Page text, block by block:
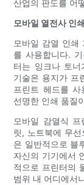
산업의 판도를 어
모바일 열전사 인
모바일 감열 인쇄
를 사용합니다.
터는 잉크나 토
기술은 용지가 프
프린트 헤드를
선명한 인쇄 품질
모바일 감열식
릿, 노트북에 무
은 일반적으로 블
자신의 기기에서
적으로 프린터의
범위 내 어디에서